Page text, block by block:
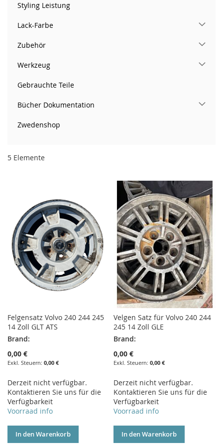
5 Elemente
Felgensatz Volvo 240 244 245
14 Zoll GLT ATS
Brand:
0,00 €
0,00 €
Derzeit nicht verfügbar.
Kontaktieren Sie uns für die
Verfügbarkeit
Voorraad info
In den Warenkorb
Velgen Satz für Volvo 240 244
245 14 Zoll GLE
Brand:
0,00 €
0,00 €
Derzeit nicht verfügbar.
Kontaktieren Sie uns für die
Verfügbarkeit
Voorraad info
In den Warenkorb
Styling Leistung
Lack-Farbe
Zubehör
Werkzeug
Gebrauchte Teile
Bücher Dokumentation
Zwedenshop